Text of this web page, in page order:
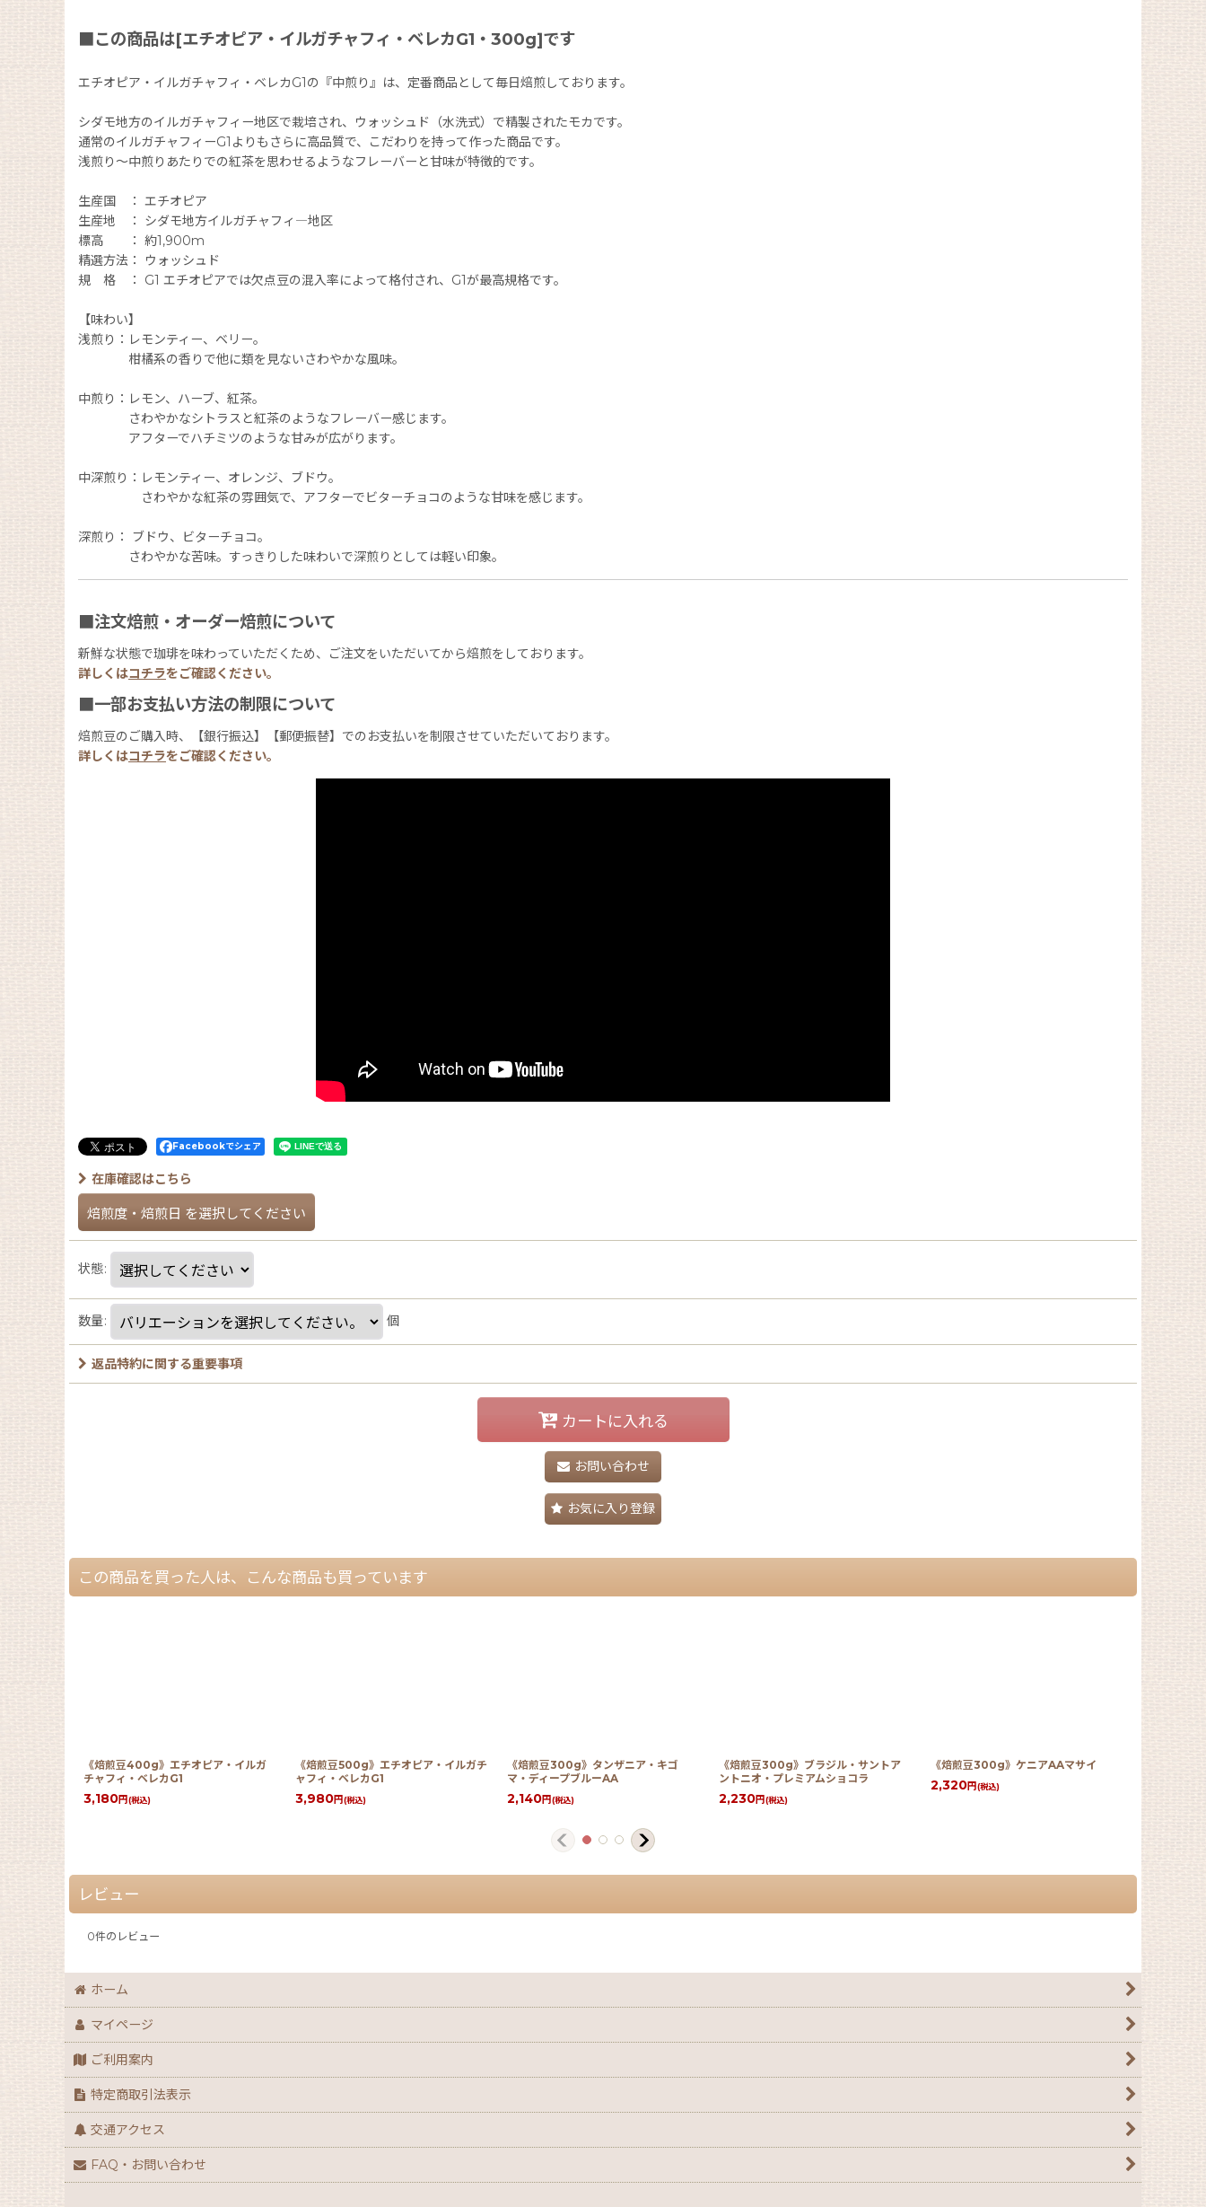
■この商品は[エチオピア・イルガチャフィ・ベレカG1・300g]です
エチオピア・イルガチャフィ・ベレカG1の『中煎り』は、定番商品として毎日焙煎しております。
シダモ地方のイルガチャフィー地区で栽培され、ウォッシュド（水洗式）で精製されたモカです。
通常のイルガチャフィーG1よりもさらに高品質で、こだわりを持って作った商品です。
浅煎り〜中煎りあたりでの紅茶を思わせるようなフレーバーと甘味が特徴的です。
生産国 ： エチオピア
生産地 ： シダモ地方イルガチャフィ―地区
標高 ： 約1,900m
精選方法： ウォッシュド
規 格 ： G1 エチオピアでは欠点豆の混入率によって格付され、G1が最高規格です。
【味わい】
浅煎り：レモンティー、ベリー。
柑橘系の香りで他に類を見ないさわやかな風味。
中煎り：レモン、ハーブ、紅茶。
さわやかなシトラスと紅茶のようなフレーバー感じます。
アフターでハチミツのような甘みが広がります。
中深煎り：レモンティー、オレンジ、ブドウ。
さわやかな紅茶の雰囲気で、アフターでビターチョコのような甘味を感じます。
深煎り： ブドウ、ビターチョコ。
さわやかな苦味。すっきりした味わいで深煎りとしては軽い印象。
■注文焙煎・オーダー焙煎について
新鮮な状態で珈琲を味わっていただくため、ご注文をいただいてから焙煎をしております。
詳しくはコチラをご確認ください。
■一部お支払い方法の制限について
焙煎豆のご購入時、【銀行振込】【郵便振替】でのお支払いを制限させていただいております。
詳しくはコチラをご確認ください。
Facebookでシェア
在庫確認はこちら
焙煎度・焙煎日 を選択してください
状態:
数量: 個
返品特約に関する重要事項
カートに入れる
お問い合わせ
お気に入り登録
この商品を買った人は、こんな商品も買っています
《焙煎豆400g》エチオピア・イルガ
チャフィ・ベレカG1
3,180円(税込)
《焙煎豆500g》エチオピア・イルガチ
ャフィ・ベレカG1
3,980円(税込)
《焙煎豆300g》タンザニア・キゴ
マ・ディープブルーAA
2,140円(税込)
《焙煎豆300g》ブラジル・サントア
ントニオ・プレミアムショコラ
2,230円(税込)
《焙煎豆300g》ケニアAAマサイ
2,320円(税込)
レビュー
0件のレビュー
ホーム
マイページ
ご利用案内
特定商取引法表示
交通アクセス
FAQ・お問い合わせ